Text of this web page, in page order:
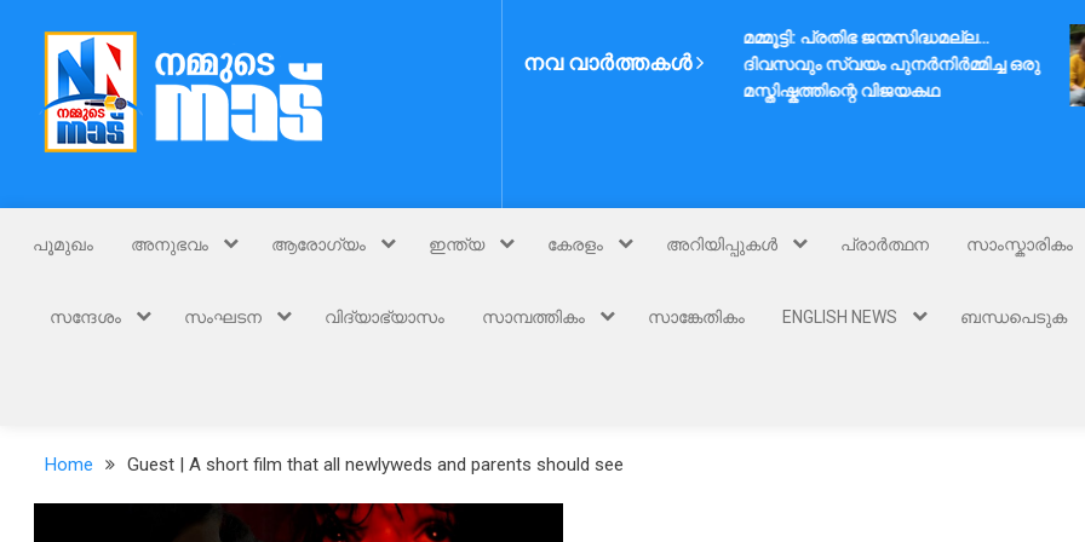
Nammude Naadu
നമ്മുടെ നാട്
നവ വാർത്തകൾ
മമ്മൂട്ടി: പ്രതിഭ ജന്മസിദ്ധമല്ല…
ദിവസവും സ്വയം പുനർനിർമ്മിച്ച ഒരു
മസ്തിഷ്കത്തിന്റെ വിജയകഥ
പൂമുഖം അനുഭവം ആരോഗ്യം ഇന്ത്യ കേരളം അറിയിപ്പുകൾ പ്രാർത്ഥന സാംസ്കാരികം
സന്ദേശം സംഘടന വിദ്യാഭ്യാസം സാമ്പത്തികം സാങ്കേതികം ENGLISH NEWS ബന്ധപെടുക
Home Guest | A short film that all newlyweds and parents should see